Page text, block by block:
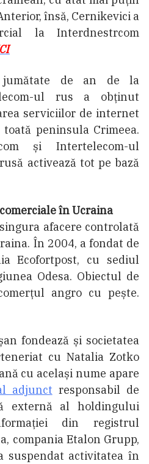
însă, Cernikevici a
la Interdnestrcom
de an de la
ul rus a obținut
serviciilor de internet
peninsula Crimeea.
și Intertelecom-ul
activează tot pe bază
în Ucraina
afacere controlată
În 2004, a fondat de
Ecofortpost, cu sediul
Odesa. Obiectul de
angro cu pește.
fondează și societatea
cu Natalia Zotko
cu același nume apare
adjunct responsabil de
externă al holdingului
din registrul
compania Etalon Grupp,
suspendat activitatea în